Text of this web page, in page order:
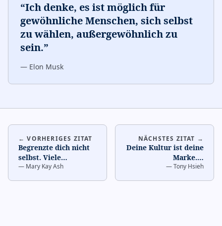
“Ich denke, es ist möglich für
gewöhnliche Menschen, sich selbst
zu wählen, außergewöhnlich zu
sein.”
— Elon Musk
← VORHERIGES ZITAT
Begrenzte dich nicht
selbst. Viele
Menschen
— Mary Kay Ash
NÄCHSTES ZITAT →
Deine Kultur ist deine
Marke.…
—Tony Hsieh